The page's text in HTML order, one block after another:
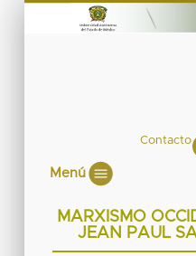
Contacto
Menú
MARXISMO
JEAN PAUL